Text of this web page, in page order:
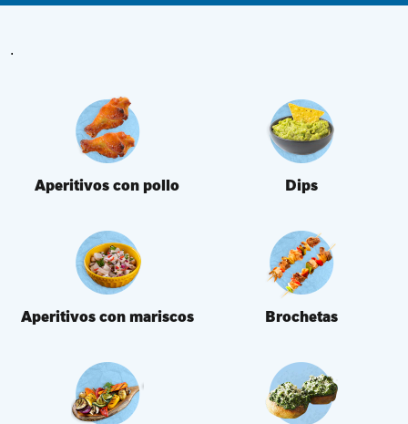
.
Aperitivos con pollo Dips
Aperitivos con mariscos Brochetas